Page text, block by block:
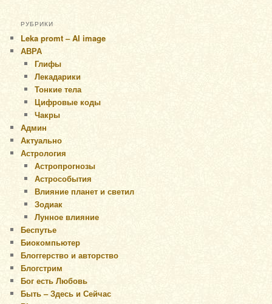
РУБРИКИ
Leka promt – AI image
АВРА
Глифы
Лекадарики
Тонкие тела
Цифровые коды
Чакры
Админ
Актуально
Астрология
Астропрогнозы
Астрособытия
Влияние планет и светил
Зодиак
Лунное влияние
Беспутье
Биокомпьютер
Блоггерство и авторство
Блогстрим
Бог есть Любовь
Быть – Здесь и Сейчас